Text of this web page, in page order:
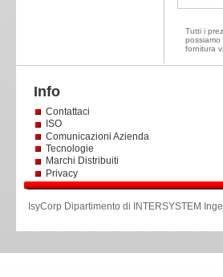
Tutti i
possiamo
fornitura
Info
Contattaci
ISO
Comunicazioni Azienda
Tecnologie
Marchi Distribuiti
Privacy
IsyCorp Dipartimento di INTERSYSTEM